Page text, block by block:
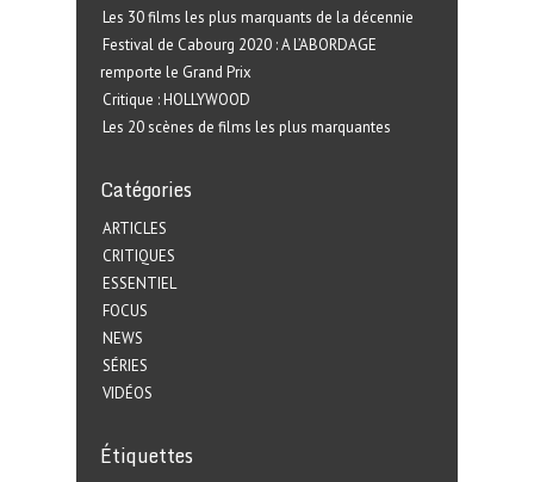
Les 30 films les plus marquants de la décennie
Festival de Cabourg 2020 : A L’ABORDAGE
remporte le Grand Prix
Critique : HOLLYWOOD
Les 20 scènes de films les plus marquantes
Catégories
ARTICLES
CRITIQUES
ESSENTIEL
FOCUS
NEWS
SÉRIES
VIDÉOS
Étiquettes